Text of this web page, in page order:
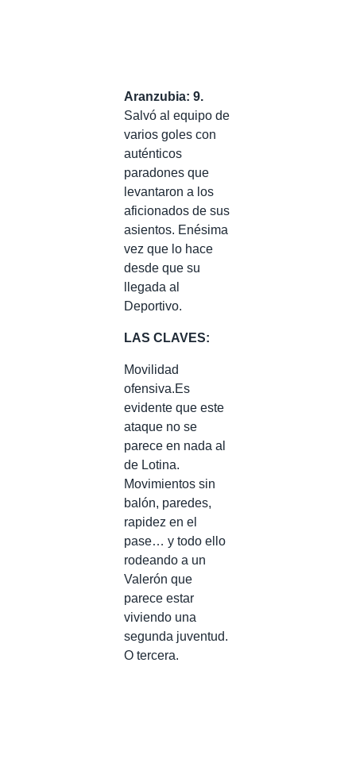
Aranzubia: 9.
Salvó al equipo de
varios goles con
auténticos
paradones que
levantaron a los
aficionados de sus
asientos. Enésima
vez que lo hace
desde que su
llegada al
Deportivo.
LAS CLAVES:
Movilidad
ofensiva.Es
evidente que este
ataque no se
parece en nada al
de Lotina.
Movimientos sin
balón, paredes,
rapidez en el
pase… y todo ello
rodeando a un
Valerón que
parece estar
viviendo una
segunda juventud.
O tercera.